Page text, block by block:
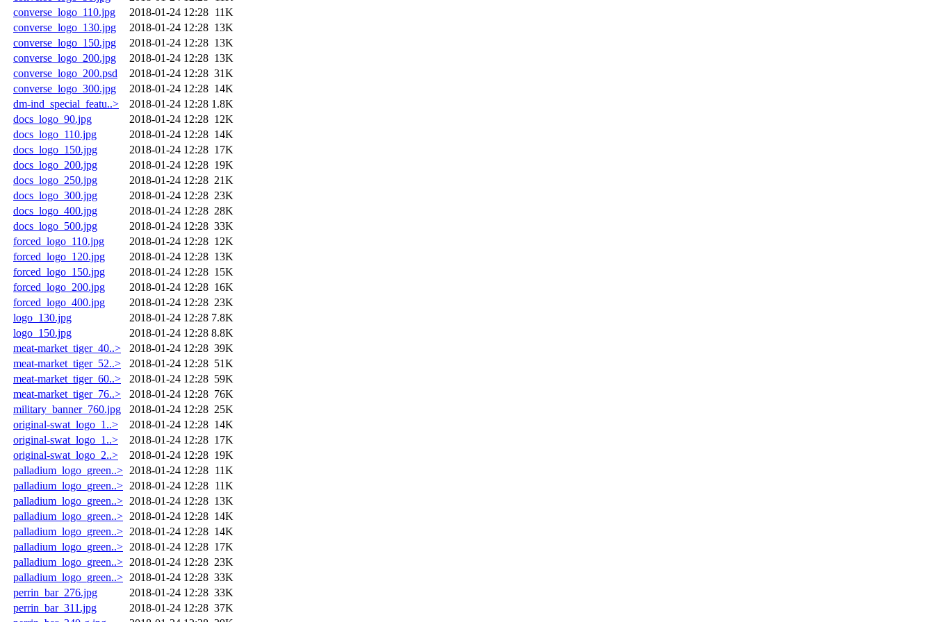
converse_logo_110.jpg
2018-01-24 12:28 11K
converse_logo_130.jpg
2018-01-24 12:28 13K
converse_logo_150.jpg
2018-01-24 12:28 13K
converse_logo_200.jpg
2018-01-24 12:28 13K
converse_logo_200.psd
2018-01-24 12:28 31K
converse_logo_300.jpg
2018-01-24 12:28 14K
dm-ind_special_featu..>
2018-01-24 12:28 1.8K
docs_logo_90.jpg
2018-01-24 12:28 12K
docs_logo_110.jpg
2018-01-24 12:28 14K
docs_logo_150.jpg
2018-01-24 12:28 17K
docs_logo_200.jpg
2018-01-24 12:28 19K
docs_logo_250.jpg
2018-01-24 12:28 21K
docs_logo_300.jpg
2018-01-24 12:28 23K
docs_logo_400.jpg
2018-01-24 12:28 28K
docs_logo_500.jpg
2018-01-24 12:28 33K
forced_logo_110.jpg
2018-01-24 12:28 12K
forced_logo_120.jpg
2018-01-24 12:28 13K
forced_logo_150.jpg
2018-01-24 12:28 15K
forced_logo_200.jpg
2018-01-24 12:28 16K
forced_logo_400.jpg
2018-01-24 12:28 23K
logo_130.jpg
2018-01-24 12:28 7.8K
logo_150.jpg
2018-01-24 12:28 8.8K
meat-market_tiger_40..>
2018-01-24 12:28 39K
meat-market_tiger_52..>
2018-01-24 12:28 51K
meat-market_tiger_60..>
2018-01-24 12:28 59K
meat-market_tiger_76..>
2018-01-24 12:28 76K
military_banner_760.jpg
2018-01-24 12:28 25K
original-swat_logo_1..>
2018-01-24 12:28 14K
original-swat_logo_1..>
2018-01-24 12:28 17K
original-swat_logo_2..>
2018-01-24 12:28 19K
palladium_logo_green..> 2018-01-24 12:28 11K
palladium_logo_green..> 2018-01-24 12:28 11K
palladium_logo_green..> 2018-01-24 12:28 13K
palladium_logo_green..> 2018-01-24 12:28 14K
palladium_logo_green..> 2018-01-24 12:28 14K
palladium_logo_green..> 2018-01-24 12:28 17K
palladium_logo_green..> 2018-01-24 12:28 23K
palladium_logo_green..> 2018-01-24 12:28 33K
perrin_bar_276.jpg
2018-01-24 12:28 33K
perrin_bar_311.jpg
2018-01-24 12:28 37K